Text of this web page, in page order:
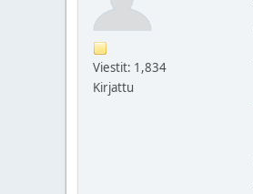
Viestit: 1,834
Kirjattu